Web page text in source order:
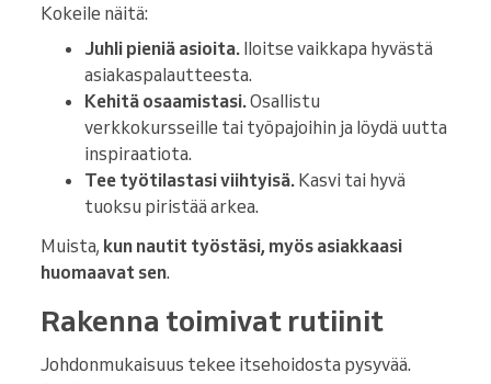
Kokeile näitä:
Juhli pieniä asioita. Iloitse vaikkapa hyvästä
asiakaspalautteesta.
Kehitä osaamistasi.Osallistu
verkkokursseille tai työpajoihin ja löydä uutta
inspiraatiota.
Tee työtilastasi viihtyisä. Kasvi tai hyvä
tuoksu piristää arkea.
Muista, kun nautit työstäsi, myös asiakkaasi
huomaavat sen.
Rakenna toimivat rutiinit
Johdonmukaisuus tekee itsehoidosta pysyvää.